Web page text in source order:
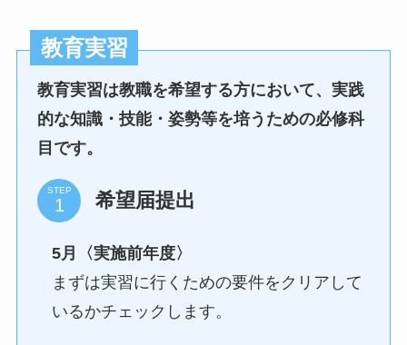
教育実習
教育実習は教職を希望する方において、実践
的な知識・技能・姿勢等を培うための必修科
目です。
STEP 希望届提出
5月〈実施前年度〉
まずは実習に行くための要件をクリアして
いるかチェックします。